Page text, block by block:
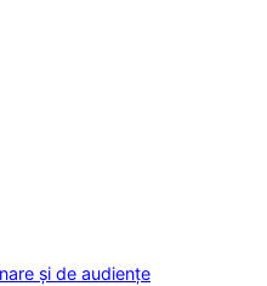
și de audiențe